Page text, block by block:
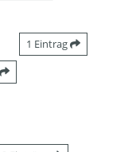
1 Eintrag